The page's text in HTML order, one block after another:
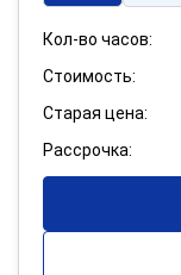
Кол-во часов:
Стоимость:
Старая цена:
Рассрочка: